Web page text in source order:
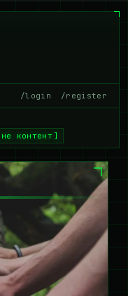
/login /register
контент